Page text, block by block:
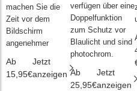
machen Sie die
Zeit vor dem
Bildschirm
angenehmer
Ab
15,95€
Jetzt
anzeigen
verfügen über eine
Doppelfunktion
zum Schutz vor
Blaulicht und sind
photochrom.
Ab
25,95€
Jetzt
anzeigen